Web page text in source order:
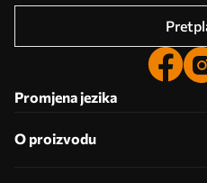
Promjena jezika
O proizvodu